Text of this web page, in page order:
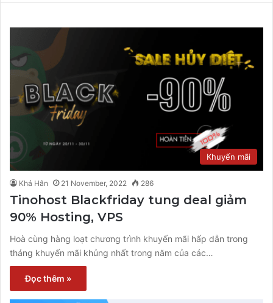
Khuyến mãi
Khả Hân 21 November, 2022 286
Tinohost Blackfriday tung deal giảm
90% Hosting, VPS
Hoà cùng hàng loạt chương trình khuyến mãi hấp dẫn trong
tháng khuyến mãi khủng nhất trong năm của các…
Đọc thêm »